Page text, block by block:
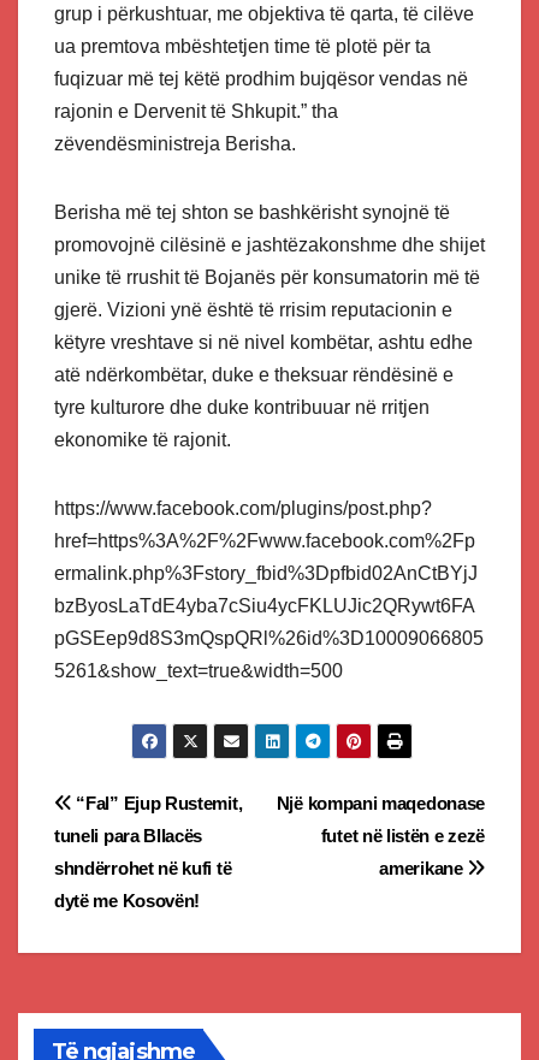
grup i përkushtuar, me objektiva të qarta, të cilëve
ua premtova mbështetjen time të plotë për ta
fuqizuar më tej këtë prodhim bujqësor vendas në
rajonin e Dervenit të Shkupit.” tha
zëvendësministreja Berisha.
Berisha më tej shton se bashkërisht synojnë të
promovojnë cilësinë e jashtëzakonshme dhe shijet
unike të rrushit të Bojanës për konsumatorin më të
gjerë. Vizioni ynë është të rrisim reputacionin e
këtyre vreshtave si në nivel kombëtar, ashtu edhe
atë ndërkombëtar, duke e theksuar rëndësinë e
tyre kulturore dhe duke kontribuuar në rritjen
ekonomike të rajonit.
https://www.facebook.com/plugins/post.php?
href=https%3A%2F%2Fwww.facebook.com%2Fp
ermalink.php%3Fstory_fbid%3Dpfbid02AnCtBYjJ
bzByosLaTdE4yba7cSiu4ycFKLUJic2QRywt6FA
pGSEep9d8S3mQspQRl%26id%3D10009066805
5261&show_text=true&width=500
Post
navigation
Një kompani maqedonase
futet në listën e zezë
amerikane
“Fal” Ejup Rustemit,
tuneli para Bllacës
shndërrohet në kufi të
dytë me Kosovën!
Të ngjajshme